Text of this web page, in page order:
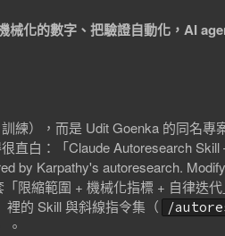
械化的數字、把驗證自動化，AI
練），而是 Udit Goenka 的同名專
很直白：「Claude Autoresearch
by Karpathy's autoresearch.
限縮範圍 + 機械化指標 + 自律迭
裡的 Skill 與斜線指令集（
/
。